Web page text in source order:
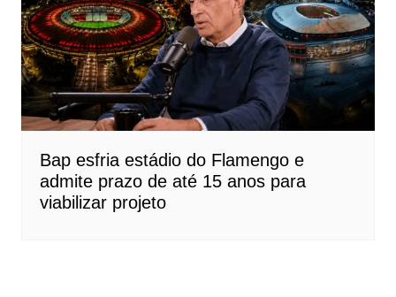
Bap esfria estádio do Flamengo e
admite prazo de até 15 anos para
viabilizar projeto